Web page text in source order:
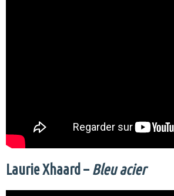
Laurie Xhaard – Bleu acier